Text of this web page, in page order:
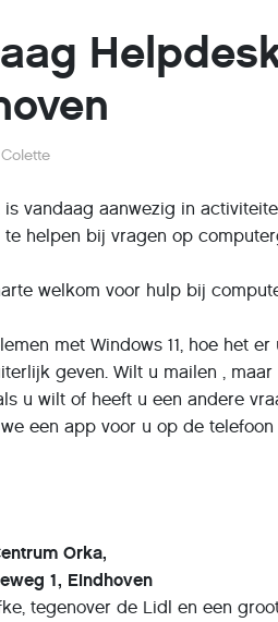
Colette
vandaag aanwezig in
te helpen bij vragen op
welkom voor hulp bij
met Windows 11, hoe het
geven. Wilt u mailen ,
u wilt of heeft u een andere
een app voor u op de
Orka,
1, Eindhoven
tegenover de Lidl en een